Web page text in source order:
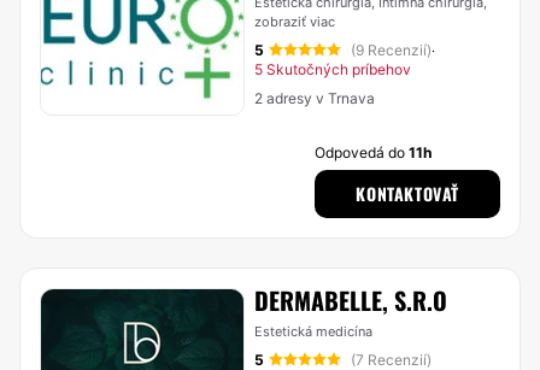
zobraziť viac
5 (9 Recenzií)·
5 Skutočných príbehov
2 adresy v Trnava
Odpovedá do11h
KONTAKTOVAŤ
DERMABELLE, S.R.O
Estetická medicína
5
(7 Recenzií)